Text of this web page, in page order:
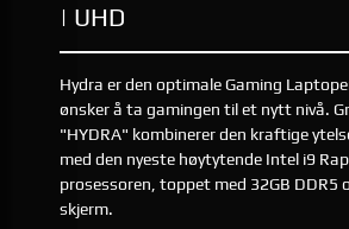
| UHD
Hydra er den optimale Gaming
ønsker å ta gamingen til et nytt nivå.
"HYDRA" kombinerer den kraftige
med den nyeste høytytende Intel i9
prosessoren, toppet med 32GB DDR5
skjerm.